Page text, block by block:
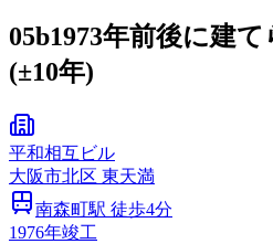
05b1973年前後に建
(±10年)
平和相互ビル
大阪市北区 東天満
南森町駅 徒歩4分
1976年竣工